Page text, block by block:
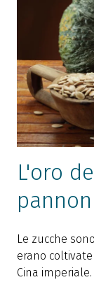
L'oro
Le zucche
erano
Cina